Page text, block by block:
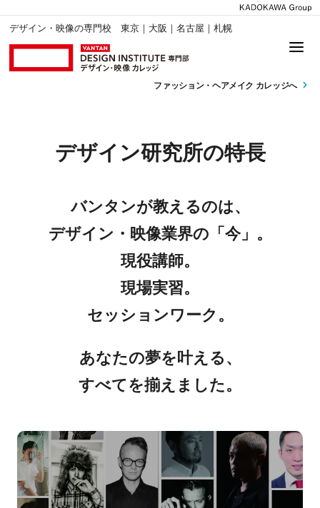
デザイン・映像の専門校 東京｜大阪｜名古屋｜札幌
ファッション・ ヘアメイク カレッジへ
デザイン研究所の特長
バンタンが教えるのは、
デザイン・映像業界の「今」。
現役講師。
現場実習。
セッションワーク。
あなたの夢を叶える、
すべてを揃えました。